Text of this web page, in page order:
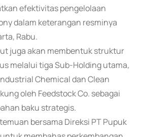
efektivitas pengelolaan
dalam keterangan resminya
Rabu.
juga akan membentuk struktur
melalui tiga Sub-Holding utama,
Chemical dan Clean
oleh Feedstock Co. sebagai
baku strategis.
bersama Direksi PT Pupuk